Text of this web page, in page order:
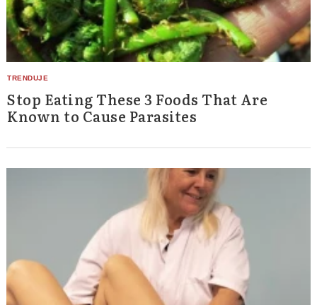
Stop Eating These 3 Foods That Are
Known to Cause Parasites